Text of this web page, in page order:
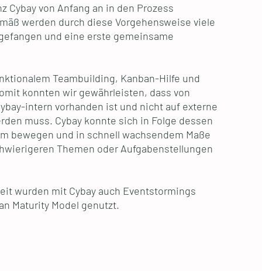
Cybay von Anfang an in den Prozess
werden durch diese Vorgehensweise viele
und eine erste gemeinsame
Teambuilding, Kanban-Hilfe und
konnten wir gewährleisten, dass von
intern vorhanden ist und nicht auf externe
muss. Cybay konnte sich in Folge dessen
bewegen und in schnell wachsendem Maße
Themen oder Aufgabenstellungen
wurden mit Cybay auch Eventstormings
Maturity Model genutzt.